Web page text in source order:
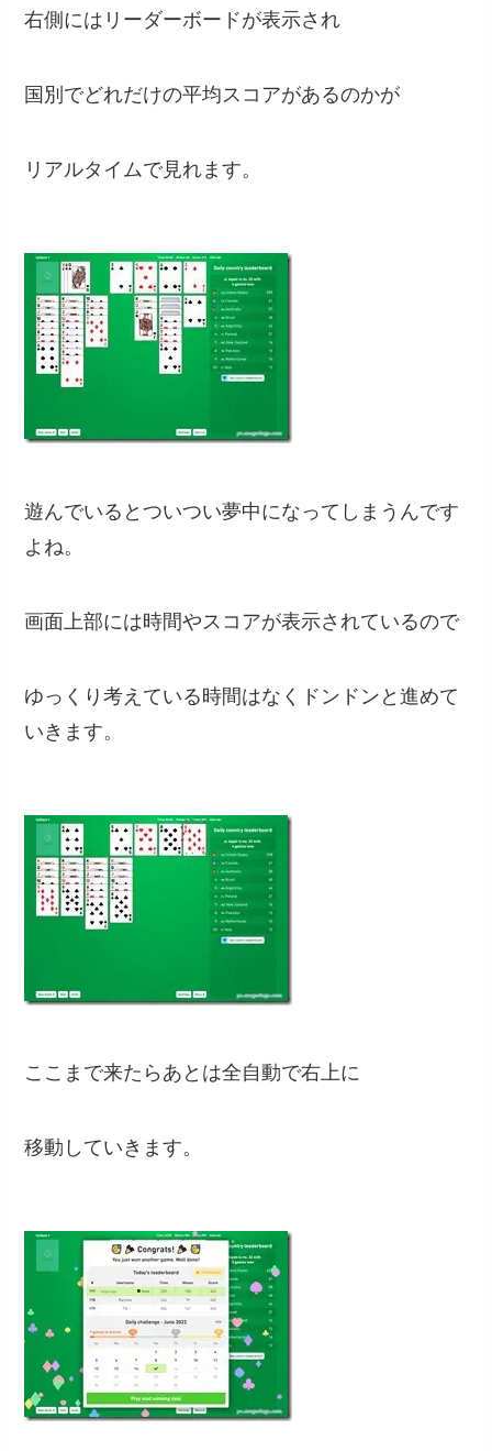
右側にはリーダーボードが表示され
国別でどれだけの平均スコアがあるのかが
リアルタイムで見れます。
遊んでいるとついつい夢中になってしまうんです
よね。
画面上部には時間やスコアが表示されているので
ゆっくり考えている時間はなくドンドンと進めて
いきます。
ここまで来たらあとは全自動で右上に
移動していきます。